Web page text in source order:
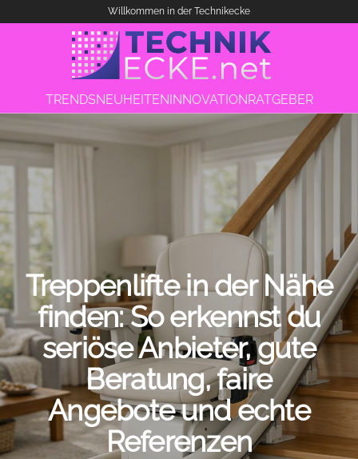
Willkommen in der Technikecke
TRENDSNEUHEITENINNOVATIONRATGEBER
Treppenlifte in der Nähe
finden: So erkennst du
seriöse Anbieter, gute
Beratung, faire
Angebote und echte
Referenzen